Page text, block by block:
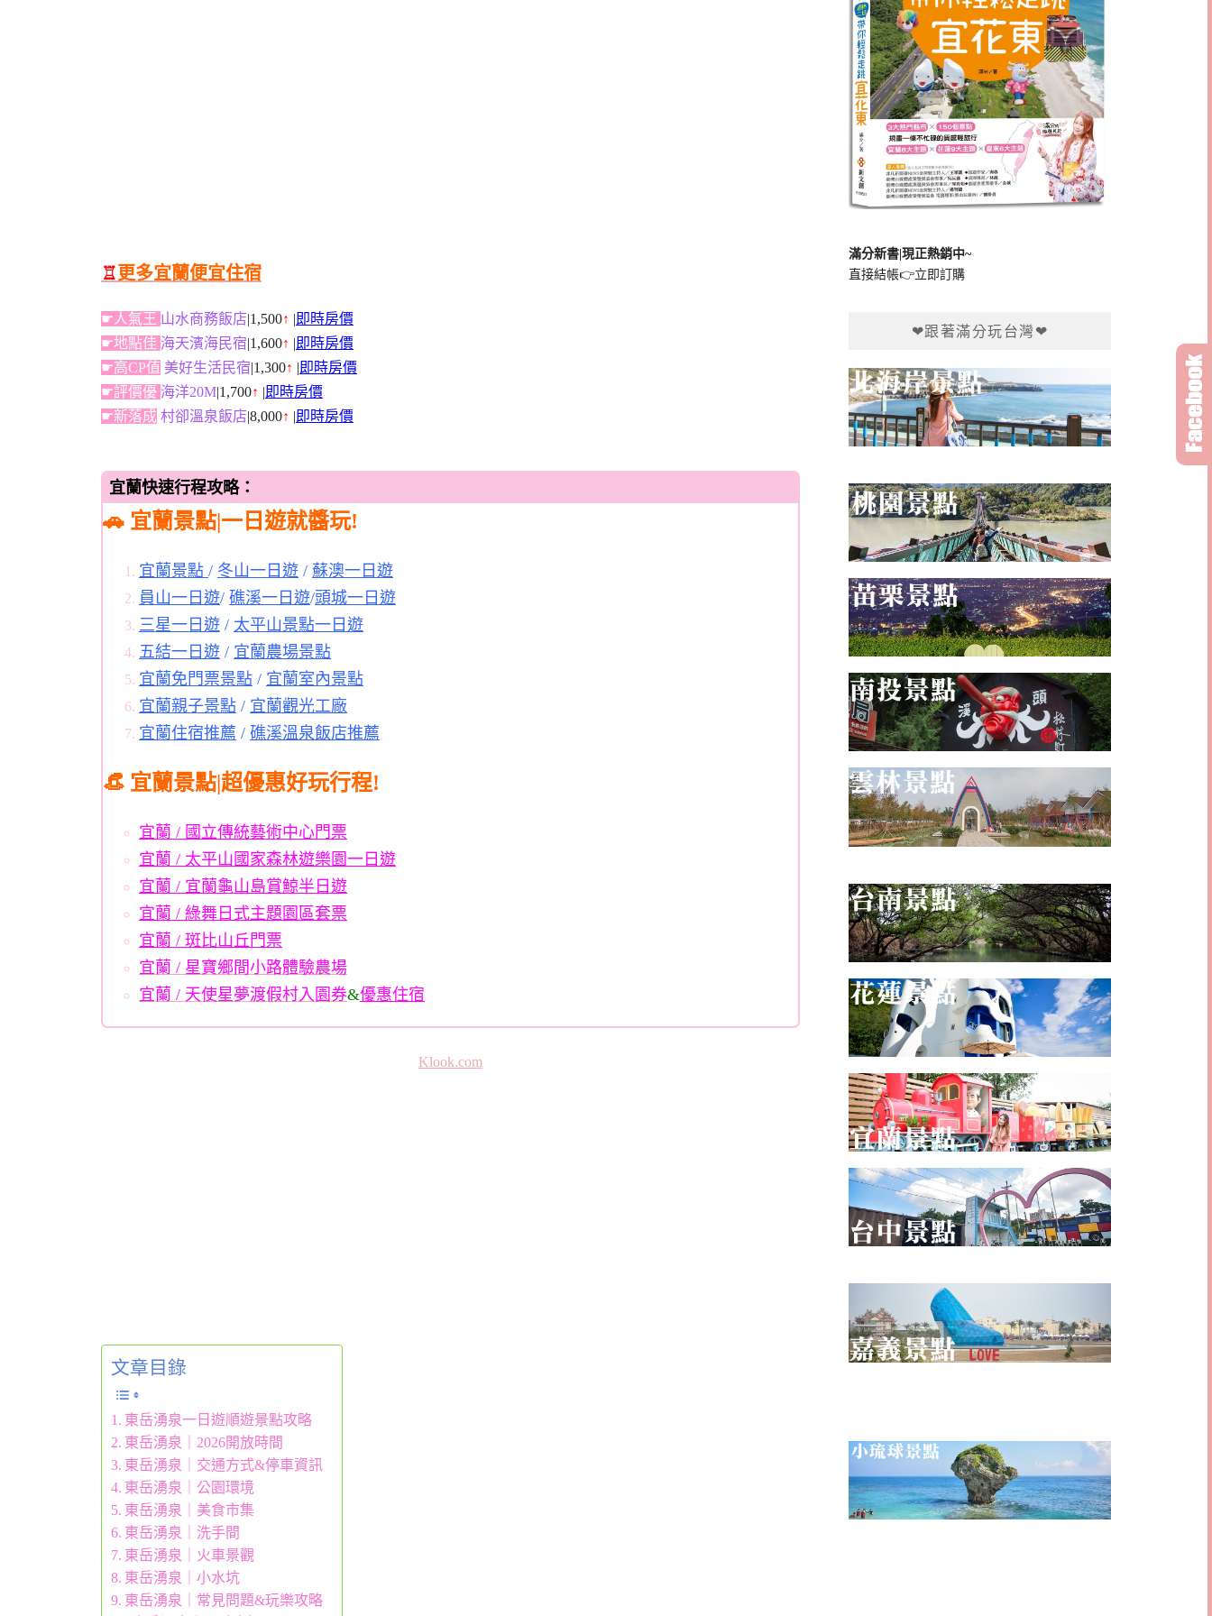
♖更多宜蘭便宜住宿
☛人氣王 山水商務飯店 |1,500↑ 即時房價
☛地點佳 海天濱海民宿 |1,600↑ 即時房價
☛高CP值 美好生活民宿 |1,300↑ 即時房價
☛評價優 海洋20M |1,700↑ 即時房價
☛新落成 村卻溫泉飯店 |8,000↑ 即時房價
宜蘭快速行程攻略：
🚗 宜蘭景點|一日遊就醬玩!
宜蘭景點 / 冬山一日遊 / 蘇澳一日遊
員山一日遊/ 礁溪一日遊/頭城一日遊
三星一日遊 / 太平山景點一日遊
五結一日遊 / 宜蘭農場景點
宜蘭免門票景點 / 宜蘭室內景點
宜蘭親子景點 / 宜蘭觀光工廠
宜蘭住宿推薦 / 礁溪溫泉飯店推薦
👒 宜蘭景點|超優惠好玩行程!
宜蘭 / 國立傳統藝術中心門票
宜蘭 / 太平山國家森林遊樂園一日遊
宜蘭 / 宜蘭龜山島賞鯨半日遊
宜蘭 / 綠舞日式主題園區套票
宜蘭 / 斑比山丘門票
宜蘭 / 星寶鄉間小路體驗農場
宜蘭 / 天使星夢渡假村入園券&優惠住宿
Klook.com
文章目錄
東岳湧泉一日遊順遊景點攻略
東岳湧泉｜2026開放時間
東岳湧泉｜交通方式&停車資訊
東岳湧泉｜公園環境
東岳湧泉｜美食市集
東岳湧泉｜洗手間
東岳湧泉｜火車景觀
東岳湧泉｜小水坑
東岳湧泉｜常見問題&玩樂攻略
滿分新書|現正熱銷中~
直接結帳👉立即訂購
❤跟著滿分玩台灣❤